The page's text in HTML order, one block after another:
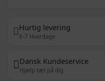
Hurtig levering
6-7 Hverdage
Dansk Kundeservice
Hjælp tæt på dig